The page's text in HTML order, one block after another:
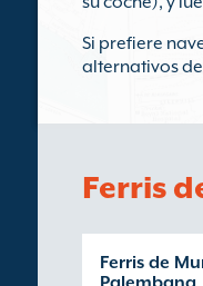
Si prefiere
alternativos
Ferris
Ferris de